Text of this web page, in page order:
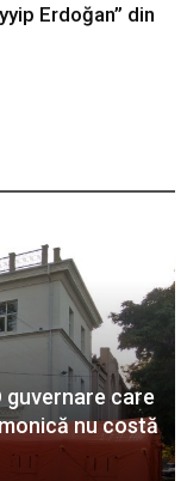
Erdoğan” din
guvernare care
nu costă